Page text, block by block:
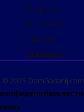
На пропажу
На ситуацию
На удачу
На финансы
© 2025 DomGadanij.com